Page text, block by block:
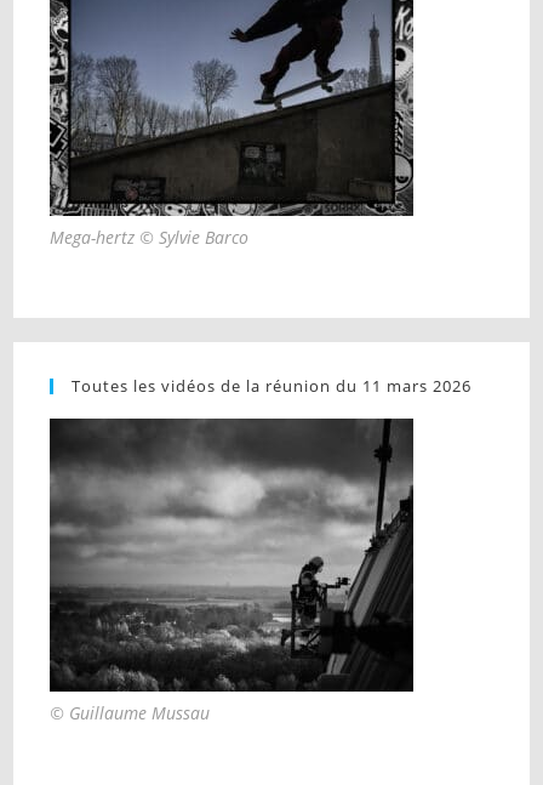
Mega-hertz © Sylvie Barco
Toutes les vidéos de la réunion du 11 mars 2026
© Guillaume Mussau